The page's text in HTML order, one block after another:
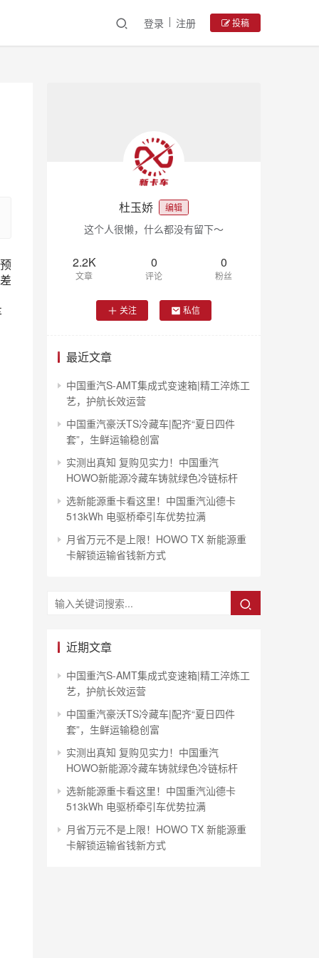
登录 注册 投稿
杜玉娇 编辑
这个人很懒，什么都没有留下～
2.2K
文章
0
评论
0
粉丝
关注 私信
最近文章
中国重汽S-AMT集成式变速箱|精工淬炼工
艺，护航长效运营
中国重汽豪沃TS冷藏车|配齐“夏日四件
套”，生鲜运输稳创富
实测出真知 复购见实力！中国重汽
HOWO新能源冷藏车铸就绿色冷链标杆
选新能源重卡看这里！中国重汽汕德卡
513kWh 电驱桥牵引车优势拉满
月省万元不是上限！HOWO TX 新能源重
卡解锁运输省钱新方式
近期文章
中国重汽S-AMT集成式变速箱|精工淬炼工
艺，护航长效运营
中国重汽豪沃TS冷藏车|配齐“夏日四件
套”，生鲜运输稳创富
实测出真知 复购见实力！中国重汽
HOWO新能源冷藏车铸就绿色冷链标杆
选新能源重卡看这里！中国重汽汕德卡
513kWh 电驱桥牵引车优势拉满
月省万元不是上限！HOWO TX 新能源重
卡解锁运输省钱新方式